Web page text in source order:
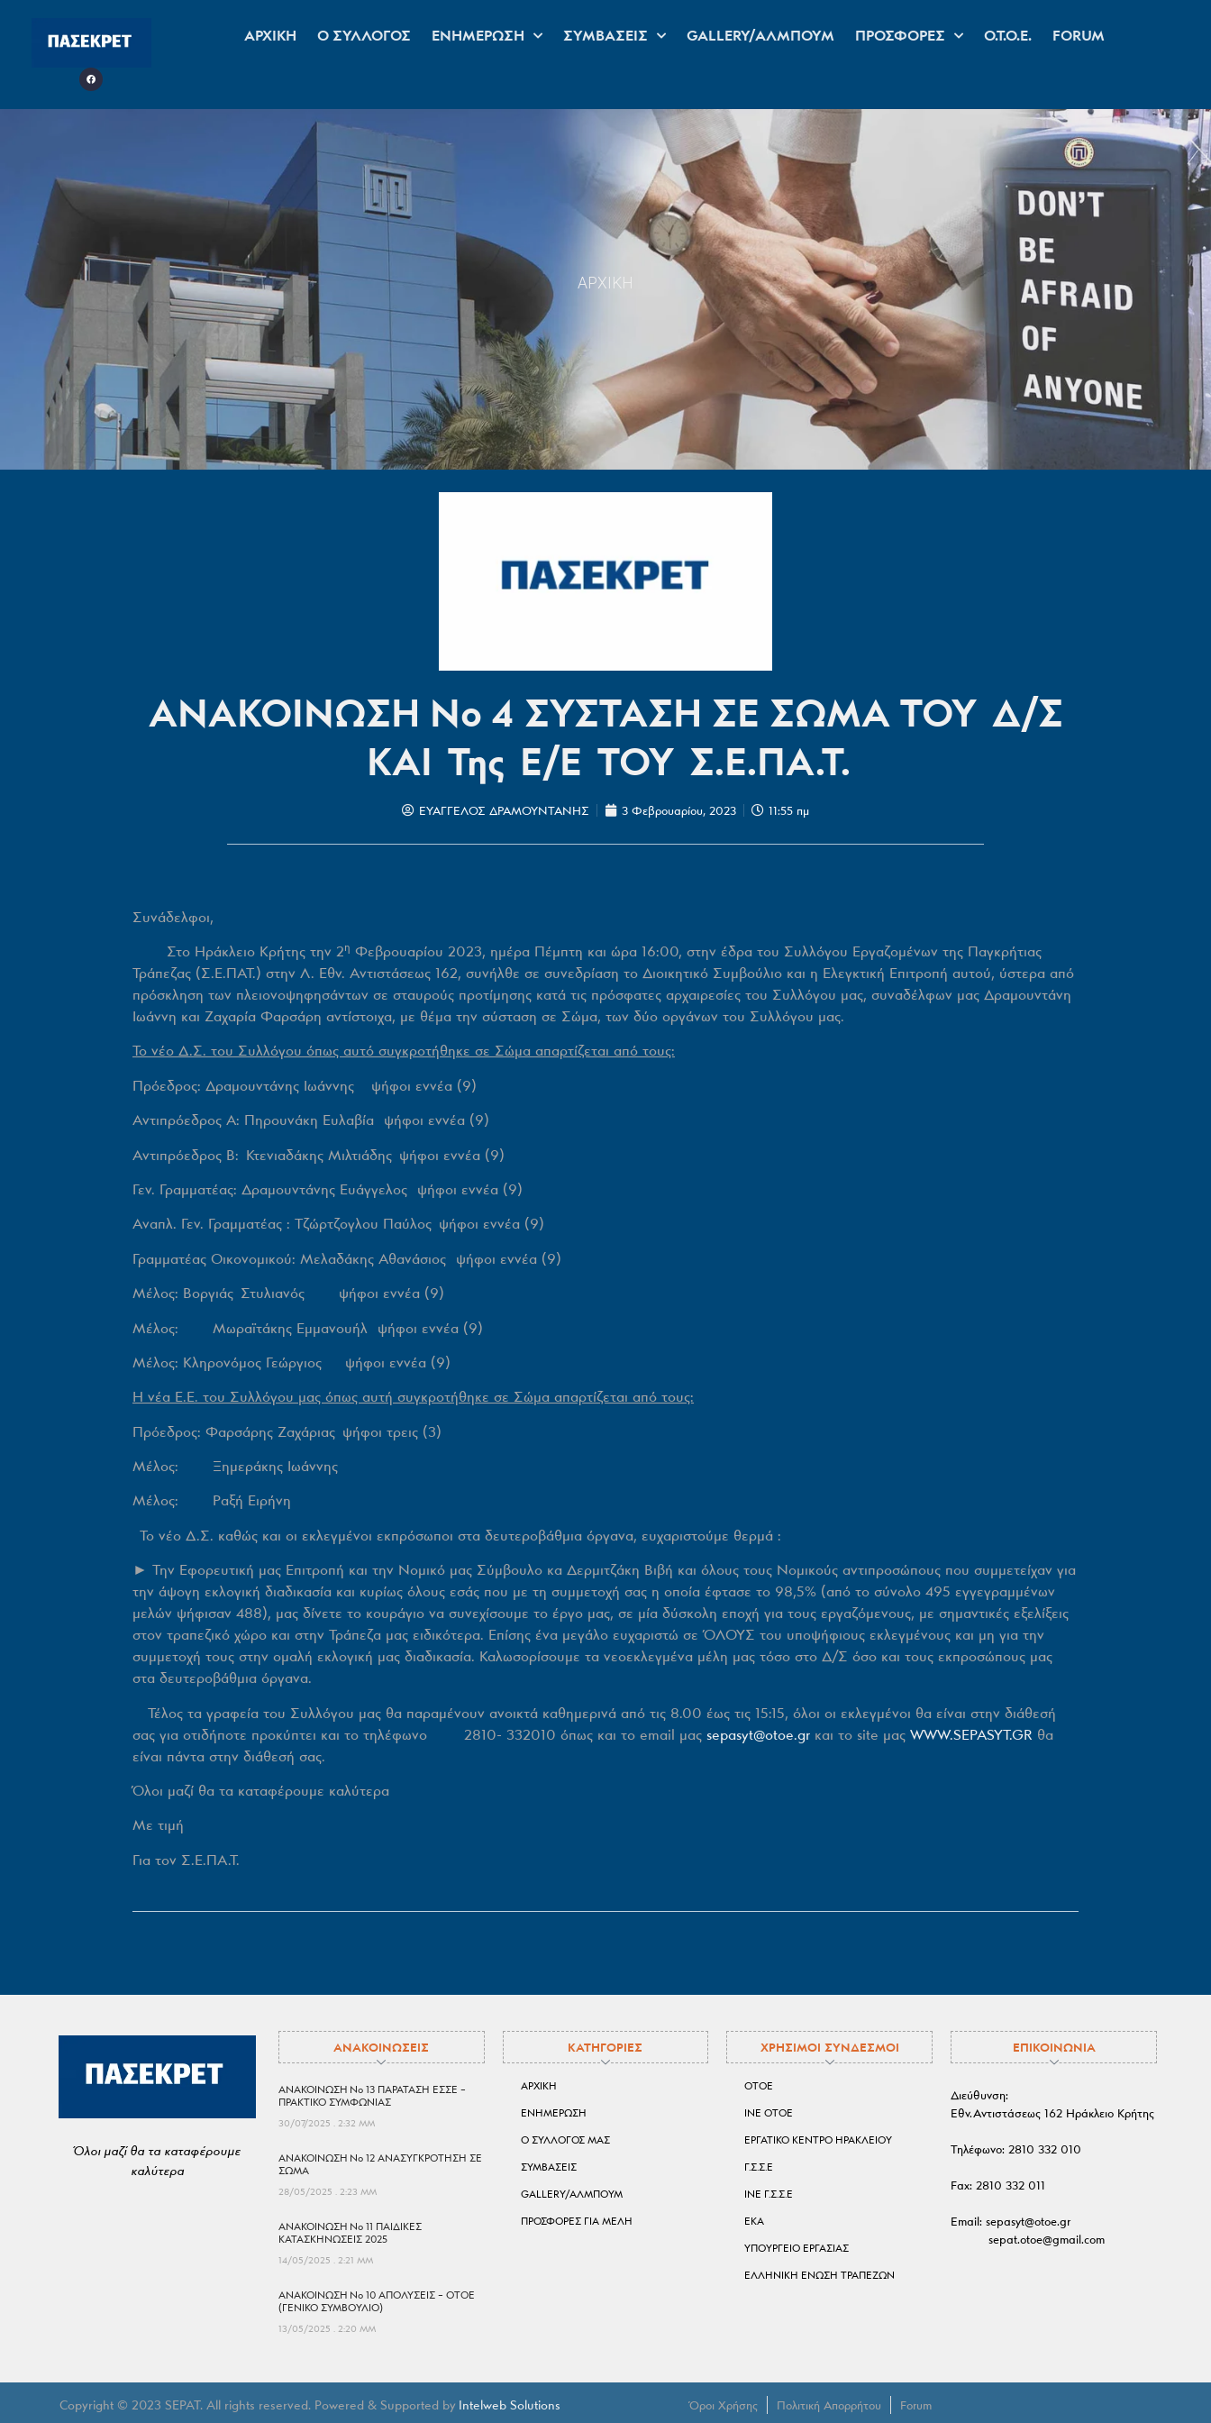
ΑΡΧΙΚΗ Ο ΣΥΛΛΟΓΟΣ ΕΝΗΜΕΡΩΣΗ ΣΥΜΒΑΣΕΙΣ GALLERY/ΑΛΜΠΟΥΜ ΠΡΟΣΦΟΡΕΣ Ο.Τ.Ο.Ε. FORUM
ΑΡΧΙΚΗ
ΑΝΑΚΟΙΝΩΣΗ Νο 4 ΣΥΣΤΑΣΗ ΣΕ ΣΩΜΑ ΤΟΥ Δ/Σ
ΚΑΙ Της Ε/Ε ΤΟΥ Σ.Ε.ΠΑ.Τ.
ΕΥΑΓΓΕΛΟΣ ΔΡΑΜΟΥΝΤΑΝΗΣ 3 Φεβρουαρίου, 2023 11:55 πμ
Συνάδελφοι,
Στο Ηράκλειο Κρήτης την 2η Φεβρουαρίου 2023, ημέρα Πέμπτη και ώρα 16:00, στην έδρα του Συλλόγου Εργαζομένων της Παγκρήτιας
Τράπεζας (Σ.Ε.ΠΑΤ.) στην Λ. Εθν. Αντιστάσεως 162, συνήλθε σε συνεδρίαση το Διοικητικό Συμβούλιο και η Ελεγκτική Επιτροπή αυτού, ύστερα από
πρόσκληση των πλειονοψηφησάντων σε σταυρούς προτίμησης κατά τις πρόσφατες αρχαιρεσίες του Συλλόγου μας, συναδέλφων μας Δραμουντάνη
Ιωάννη και Ζαχαρία Φαρσάρη αντίστοιχα, με θέμα την σύσταση σε Σώμα, των δύο οργάνων του Συλλόγου μας.
Το νέο Δ.Σ. του Συλλόγου όπως αυτό συγκροτήθηκε σε Σώμα απαρτίζεται από τους:
Πρόεδρος: Δραμουντάνης Ιωάννης ψήφοι εννέα (9)
Αντιπρόεδρος Α: Πηρουνάκη Ευλαβία ψήφοι εννέα (9)
Αντιπρόεδρος Β: Κτενιαδάκης Μιλτιάδης ψήφοι εννέα (9)
Γεν. Γραμματέας: Δραμουντάνης Ευάγγελος ψήφοι εννέα (9)
Αναπλ. Γεν. Γραμματέας : Τζώρτζογλου Παύλος ψήφοι εννέα (9)
Γραμματέας Οικονομικού: Μελαδάκης Αθανάσιος ψήφοι εννέα (9)
Μέλος: Βοργιάς Στυλιανός ψήφοι εννέα (9)
Μέλος: Μωραϊτάκης Εμμανουήλ ψήφοι εννέα (9)
Mέλος: Κληρονόμος Γεώργιος ψήφοι εννέα (9)
Η νέα Ε.Ε. του Συλλόγου μας όπως αυτή συγκροτήθηκε σε Σώμα απαρτίζεται από τους:
Πρόεδρος: Φαρσάρης Ζαχάριας ψήφοι τρεις (3)
Μέλος: Ξημεράκης Ιωάννης
Μέλος: Ραξή Ειρήνη
Το νέο Δ.Σ. καθώς και οι εκλεγμένοι εκπρόσωποι στα δευτεροβάθμια όργανα, ευχαριστούμε θερμά :
► Την Εφορευτική μας Επιτροπή και την Νομικό μας Σύμβουλο κα Δερμιτζάκη Βιβή και όλους τους Νομικούς αντιπροσώπους που συμμετείχαν για
την άψογη εκλογική διαδικασία και κυρίως όλους εσάς που με τη συμμετοχή σας η οποία έφτασε το 98,5% (από το σύνολο 495 εγγεγραμμένων
μελών ψήφισαν 488), μας δίνετε το κουράγιο να συνεχίσουμε το έργο μας, σε μία δύσκολη εποχή για τους εργαζόμενους, με σημαντικές εξελίξεις
στον τραπεζικό χώρο και στην Τράπεζα μας ειδικότερα. Επίσης ένα μεγάλο ευχαριστώ σε ΌΛΟΥΣ του υποψήφιους εκλεγμένους και μη για την
συμμετοχή τους στην ομαλή εκλογική μας διαδικασία. Καλωσορίσουμε τα νεοεκλεγμένα μέλη μας τόσο στο Δ/Σ όσο και τους εκπροσώπους μας
στα δευτεροβάθμια όργανα.
Τέλος τα γραφεία του Συλλόγου μας θα παραμένουν ανοικτά καθημερινά από τις 8.00 έως τις 15:15, όλοι οι εκλεγμένοι θα είναι στην διάθεσή
σας για οτιδήποτε προκύπτει και το τηλέφωνο 2810- 332010 όπως και το email μας sepasyt@otoe.gr και το site μας WWW.SEPASYT.GR θα
είναι πάντα στην διάθεσή σας.
Όλοι μαζί θα τα καταφέρουμε καλύτερα
Με τιμή
Για τον Σ.Ε.ΠΑ.Τ.
Όλοι μαζί θα τα καταφέρουμε
καλύτερα
ΑΝΑΚΟΙΝΩΣΕΙΣ
ΑΝΑΚΟΙΝΩΣΗ No 13 ΠΑΡΑΤΑΣΗ ΕΣΣΕ –
ΠΡΑΚΤΙΚΟ ΣΥΜΦΩΝΙΑΣ
30/07/2025 2:32 ΜΜ
ΑΝΑΚΟΙΝΩΣΗ No 12 ΑΝΑΣΥΓΚΡΟΤΗΣΗ ΣΕ
ΣΩΜΑ
28/05/2025 2:23 ΜΜ
ΑΝΑΚΟΙΝΩΣΗ No 11 ΠΑΙΔΙΚΕΣ
ΚΑΤΑΣΚΗΝΩΣΕΙΣ 2025
14/05/2025 2:21 ΜΜ
ΑΝΑΚΟΙΝΩΣΗ No 10 ΑΠΟΛΥΣΕΙΣ – ΟΤΟΕ
(ΓΕΝΙΚΟ ΣΥΜΒΟΥΛΙΟ)
13/05/2025 2:20 ΜΜ
ΚΑΤΗΓΟΡΙΕΣ
ΑΡΧΙΚΗ
ΕΝΗΜΕΡΩΣΗ
Ο ΣΥΛΛΟΓΟΣ ΜΑΣ
ΣΥΜΒΑΣΕΙΣ
GALLERY/ΑΛΜΠΟΥΜ
ΠΡΟΣΦΟΡΕΣ ΓΙΑ ΜΕΛΗ
ΧΡΗΣΙΜΟΙ ΣΥΝΔΕΣΜΟΙ
ΟΤΟΕ
ΙΝΕ ΟΤΟΕ
ΕΡΓΑΤΙΚΟ ΚΕΝΤΡΟ ΗΡΑΚΛΕΙΟΥ
Γ.Σ.Σ.Ε
ΙΝΕ Γ.Σ.Σ.Ε
ΕΚΑ
ΥΠΟΥΡΓΕΙΟ ΕΡΓΑΣΙΑΣ
ΕΛΛΗΝΙΚΗ ΕΝΩΣΗ ΤΡΑΠΕΖΩΝ
ΕΠΙΚΟΙΝΩΝΙΑ
Διεύθυνση:
Εθν.Αντιστάσεως 162 Ηράκλειο Κρήτης
Τηλέφωνο:2810 332 010
Fax:2810 332 011
Email:sepasyt@otoe.gr
sepat.otoe@gmail.com
Copyright © 2023 SEPAT. All rights reserved. Powered & Supported by Intelweb Solutions Όροι Χρήσης Πολιτική Απορρήτου Forum